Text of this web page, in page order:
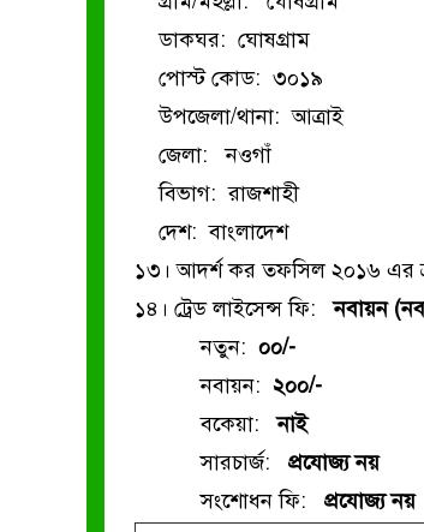
ডাকঘর: ঘোষগ্রাম
পোস্ট কোড: ৩০১৯
উপজেলা/থানা: আত্রাই
জেলা: নওগাঁ
বিভাগ: রাজশাহী
দেশ: বাংলাদেশ
১৩। আদর্শ কর তফসিল ২০১৬ এর
১৪। ট্রেড লাইসেন্স ফি:
নবায়ন
নতুন: ০০/-
নবায়ন: ২০০/-
বকেয়া:নাই
সারচার্জ: প্রযোজ্য নয়
সংশোধন ফি: প্রযোজ্য নয়